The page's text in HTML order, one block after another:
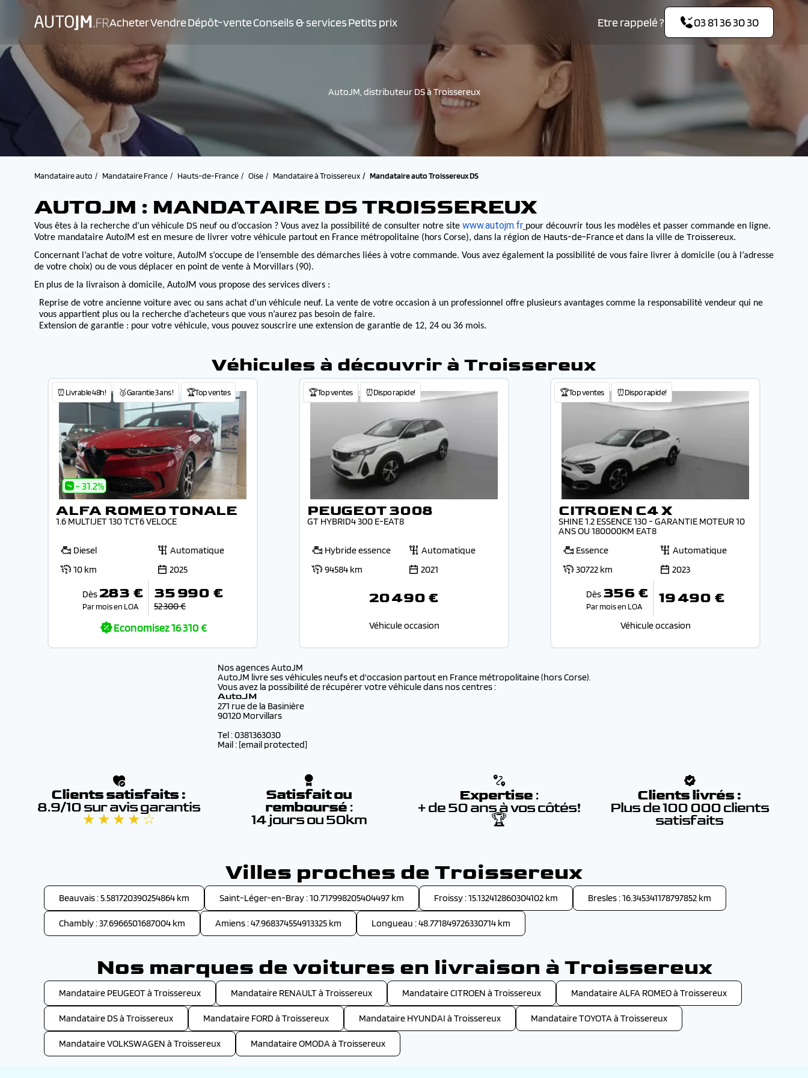
AcheterVendreDépôt-venteConseils & servicesPetits prix Etre rappelé ? 03 81 36 30 30
AutoJM, distributeur DS à Troissereux
Mandataire auto Mandataire France Hauts-de-France Oise Mandataire à Troissereux Mandataire auto Troissereux DS
AUTOJM : MANDATAIRE DS TROISSEREUX
Vous êtes à la recherche d’un véhicule DS neuf ou d’occasion ? Vous avez la possibilité de consulter notre site www.autojm.fr pour découvrir tous les modèles et passer commande en ligne.
Votre mandataire AutoJM est en mesure de livrer votre véhicule partout en France métropolitaine (hors Corse), dans la région de Hauts-de-Franceet dans la ville de Troissereux.
Concernant l’achat de votre voiture, AutoJM s’occupe de l’ensemble des démarches liées à votre commande. Vous avez également la possibilité de vous faire livrer à domicile (ou à l’adresse
de votre choix) ou de vous déplacer en point de vente à Morvillars (90).
En plus de la livraison à domicile, AutoJM vous propose des services divers :
Reprise de votre ancienne voiture avec ou sans achat d’un véhicule neuf. La vente de votre occasion à un professionnel offre plusieurs avantages comme la responsabilité vendeur qui ne
vous appartient plus ou la recherche d’acheteurs que vous n’aurez pas besoin de faire.
Extension de garantie : pour votre véhicule, vous pouvez souscrire une extension de garantie de 12, 24 ou 36 mois.
Véhicules à découvrir à Troissereux
⏰Livrable 48h! 🥉Garantie 3 ans ! 🏆Top ventes
- 31.2%
ALFA ROMEO TONALE
1.6 MULTIJET 130 TCT6 VELOCE
Diesel
Automatique
10 km
2025
Dès 283 €
Par mois en LOA
35 990 €
52 300 €
Economisez16 310 €
🏆Top ventes ⏰Dispo rapide!
PEUGEOT 3008
GT HYBRID4 300 E-EAT8
Hybride essence
Automatique
94584 km
2021
20 490 €
Véhicule occasion
🏆Top ventes ⏰Dispo rapide!
CITROEN C4 X
SHINE 1.2 ESSENCE 130 - GARANTIE MOTEUR 10
ANS OU 180000KM EAT8
Essence
Automatique
30722 km
2023
Dès 356 €
Par mois en LOA 19 490 €
Véhicule occasion
Nos agences AutoJM
AutoJM livre ses véhicules neufs et d'occasion partout en France métropolitaine (hors Corse).
Vous avez la possibilité de récupérer votre véhicule dans nos centres :
AutoJM
271 rue de la Basinière
90120 Morvillars
Tel : 0381363030
Mail : [email protected]
Clients satisfaits :
8.9/10 sur avis garantis
★ ★ ★ ★ ☆
Satisfait ou
remboursé :
14 jours ou 50km
Expertise :
+ de 50 ans à vos côtés!
🏆
Clients livrés :
Plus de 100 000 clients
satisfaits
Villes proches de Troissereux
Beauvais : 5.581720390254864 km Saint-Léger-en-Bray : 10.717998205404497 km Froissy : 15.132412860304102 km Bresles : 16.345341178797852 km
Chambly : 37.6966501687004 km Amiens : 47.968374554913325 km Longueau : 48.771849726330714 km
Nos marques de voitures en livraison à Troissereux
Mandataire PEUGEOT à Troissereux Mandataire RENAULT à Troissereux Mandataire CITROEN à Troissereux Mandataire ALFA ROMEO à Troissereux
Mandataire DS à Troissereux Mandataire FORD à Troissereux Mandataire HYUNDAI à Troissereux Mandataire TOYOTA à Troissereux
Mandataire VOLKSWAGEN à Troissereux Mandataire OMODA à Troissereux